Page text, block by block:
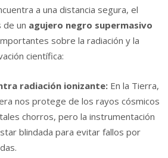
a una distancia segura, el
de un agujero negro supermasivo
sobre la radiación y la
científica:
radiación ionizante: En la Tierra,
nos protege de los rayos cósmicos
chorros, pero la instrumentación
blindada para evitar fallos por